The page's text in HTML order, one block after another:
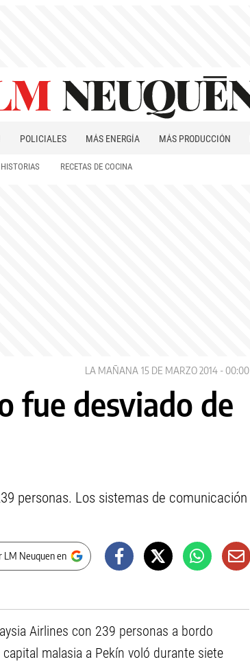
POLICIALES MÁS ENERGÍA MÁS PRODUCCIÓN
RECETAS DE COCINA
LA MAÑANA 15 DE MARZO 2014 - 00:00
fue desviado de
personas. Los sistemas de comunicación
LM Neuquen en
Airlines con 239 personas a bordo
malasia a Pekín voló durante siete